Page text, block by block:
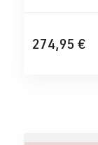
274,95 €